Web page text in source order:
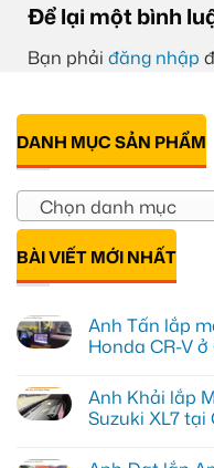
Để lại một bình
Bạn phải đăng nhập
DANH MỤC SẢN PHẨM
Chọn danh mục
BÀI VIẾT MỚI NHẤT
Anh Tấn lắp
Honda CR-V ở
bình
luận
ở
Anh Khải lắp
Suzuki XL7